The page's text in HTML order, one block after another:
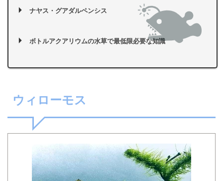
ナヤス・グアダルペンシス
ボトルアクアリウムの水草で最低限必要な知識
ウィローモス